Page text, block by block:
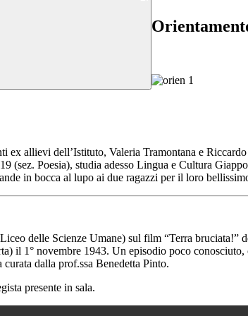
ex allievi dell’Istituto, Valeria Tramontana e
Poesia), studia adesso Lingua e Cultura
in bocca al lupo ai due ragazzi per il loro
delle Scienze Umane) sul film “Terra
il 1° novembre 1943. Un episodio poco
dalla prof.ssa Benedetta Pinto.
presente in sala.